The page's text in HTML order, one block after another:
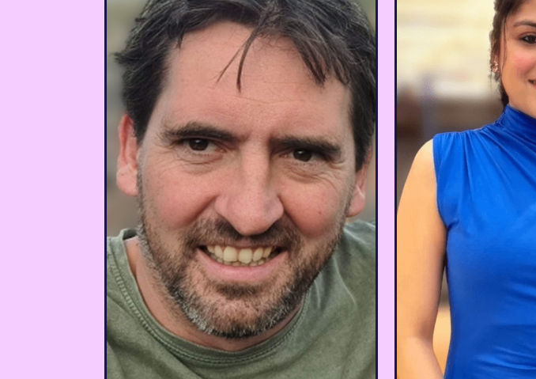
Bland de verktyg vi testade
var Weglot bäst på att ge oss
en helt översatt WordPress-
webbplats på flera språk som
också var SEO-vänlig.
Michel van Luijtelaar
Medgrundare, GMBapi.com
kunnat
engelska
någonsin.